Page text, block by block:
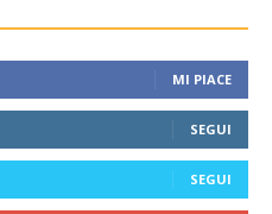
MI PIACE
SEGUI
SEGUI